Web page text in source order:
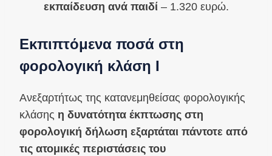
εκπαίδευση ανά παιδί – 1.320 ευρώ.
Εκπιπτόμενα ποσά στη
φορολογική κλάση Ι
Ανεξαρτήτως της κατανεμηθείσας φορολογικής
κλάσης η δυνατότητα έκπτωσης στη
φορολογική δήλωση εξαρτάται πάντοτε από
τις ατομικές περιστάσεις του